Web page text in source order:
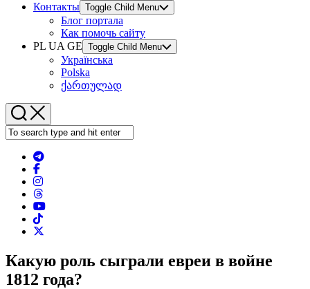
Контакты Toggle Child Menu
Блог портала
Как помочь сайту
PL UA GE Toggle Child Menu
Українська
Polska
ქართულად
Какую роль сыграли евреи в войне
1812 года?